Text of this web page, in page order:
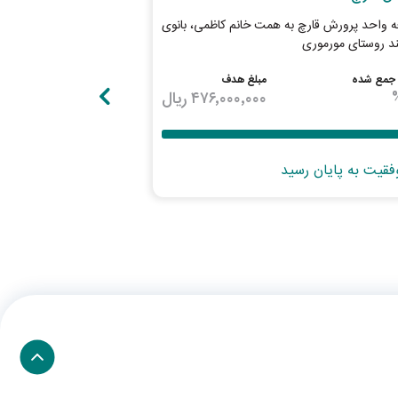
واحد پرورش قارچ به همت خانم کاظمی، بانوی
روستای مورموری
جمع شده مبلغ هدف
۴۷۶٬۰۰۰٬۰۰۰ریال
به پایان رسید
100